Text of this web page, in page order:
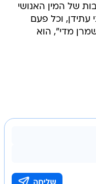
של המין האנושי
עתידן, וכל פעם
מדי", הוא